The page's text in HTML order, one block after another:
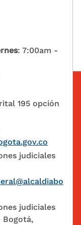
: 7:00am -
195 opción
judiciales
judiciales
Bogotá,